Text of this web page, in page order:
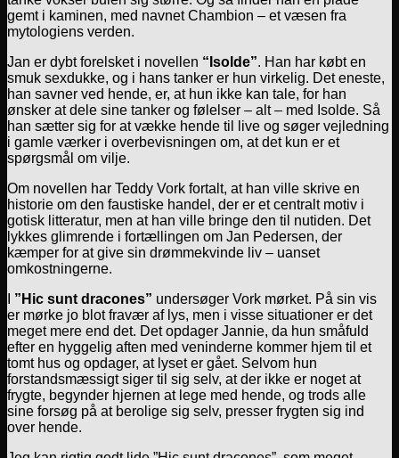
gemt i kaminen, med navnet Chambion – et væsen fra
mytologiens verden.
Jan er dybt forelsket i novellen “Isolde”. Han har købt en
smuk sexdukke, og i hans tanker er hun virkelig. Det eneste,
han savner ved hende, er, at hun ikke kan tale, for han
ønsker at dele sine tanker og følelser – alt – med Isolde. Så
han sætter sig for at vække hende til live og søger vejledning
i gamle værker i overbevisningen om, at det kun er et
spørgsmål om vilje.
Om novellen har Teddy Vork fortalt, at han ville skrive en
historie om den faustiske handel, der er et centralt motiv i
gotisk litteratur, men at han ville bringe den til nutiden. Det
lykkes glimrende i fortællingen om Jan Pedersen, der
kæmper for at give sin drømmekvinde liv – uanset
omkostningerne.
”Hic sunt dracones” undersøger Vork mørket. På sin vis
er mørke jo blot fravær af lys, men i visse situationer er det
meget mere end det. Det opdager Jannie, da hun småfuld
efter en hyggelig aften med veninderne kommer hjem til et
tomt hus og opdager, at lyset er gået. Selvom hun
forstandsmæssigt siger til sig selv, at der ikke er noget at
frygte, begynder hjernen at lege med hende, og trods alle
sine forsøg på at berolige sig selv, presser frygten sig ind
over hende.